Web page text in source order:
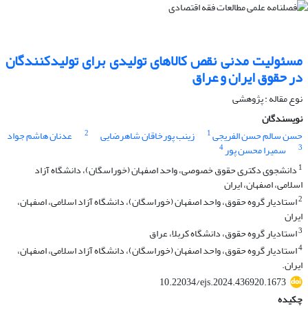
مسئولیت‏ مدنی نقص کالاهای تولیدی برای تولید‏کنندگان
در حقوق ایران و عراق
نوع مقاله : پژوهشی
نویسندگان
حسن سالم حسن الفریجی1 زینب پورخاقان شاهرضایی 2 عدنان هاشم جواد
3 سمیرا محسن پور4
1 دانشجوی دکتری حقوق خصوصی، واحد اصفهان (خوراسگان)، دانشگاه آزاد
اسلامی، اصفهان، ایران
2استادیار گروه حقوق، واحد اصفهان (خوراسگان)، دانشگاه آزاد اسلامی، اصفهان،
ایران
3استادیار گروه حقوق، دانشگاه کربلا، عراق
4استادیار گروه حقوق، واحد اصفهان (خوراسگان)، دانشگاه آزاد اسلامی، اصفهان،
ایران.
10.22034/ejs.2024.436920.1673
چکیده